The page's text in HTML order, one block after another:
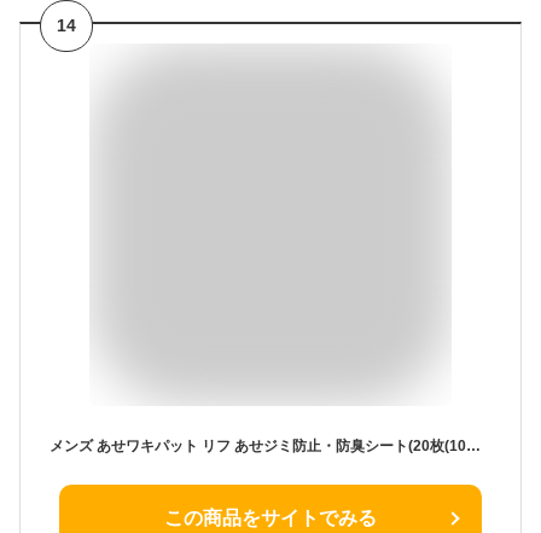
14
メンズ あせワキパット リフ あせジミ防止・防臭シート(20枚(10組)入*5コセット)【あせワキパット】
この商品をサイトでみる